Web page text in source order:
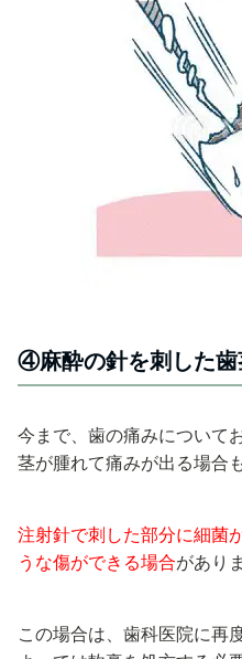
④麻酔の針を刺した歯
今まで、歯の痛みについて
茎が腫れて痛みが出る場合
注射針で刺した部分に細菌
うな傷ができる場合があり
この場合は、歯科医院に再